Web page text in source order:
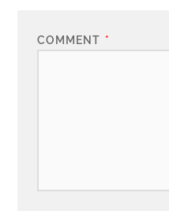
COMMENT *